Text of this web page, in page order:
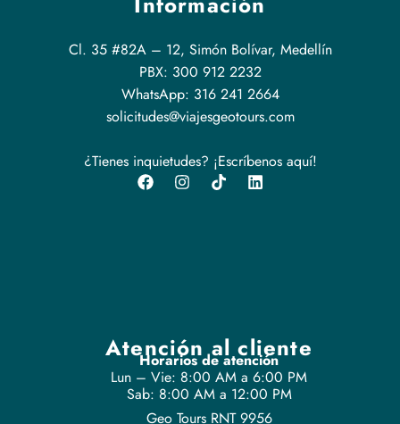
Cl. 35 #82A – 12, Simón Bolívar, Medellín
PBX: 300 912 2232
WhatsApp: 316 241 2664
solicitudes@viajesgeotours.com
¿Tienes inquietudes? ¡Escríbenos aquí!
Atención al cliente
Horarios de atención
Lun – Vie: 8:00 AM a 6:00 PM
Sab: 8:00 AM a 12:00 PM
Geo Tours RNT 9956